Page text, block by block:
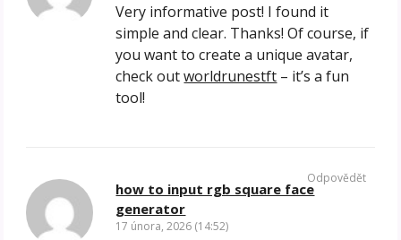
Very informative post! I found it
simple and clear. Thanks! Of course, if
you want to create a unique avatar,
check outworldrunestft – it’s a fun
tool!
how to input rgb square face
generator
17 února, 2026 (14:52)
Odpovědět